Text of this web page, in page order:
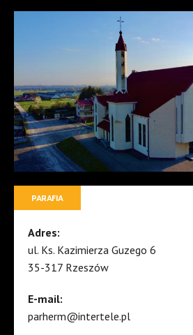
PARAFIA
Adres:
ul. Ks. Kazimierza Guzego 6
35-317 Rzeszów
E-mail:
parherm@intertele.pl